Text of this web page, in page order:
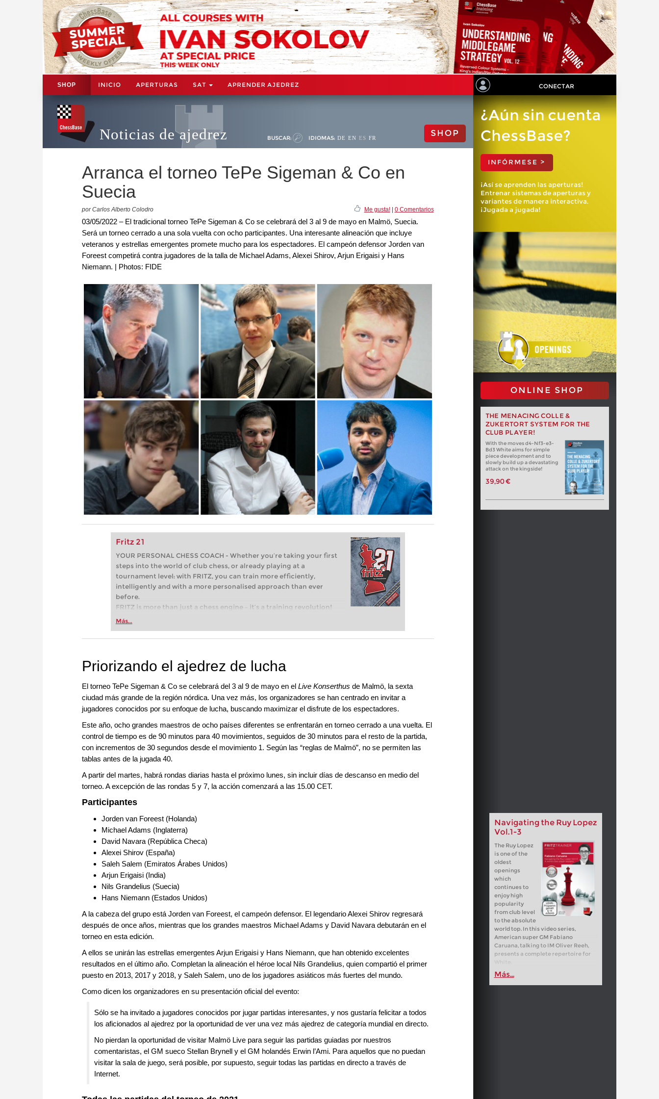
SHOP INICIO APERTURAS SAT APRENDER AJEDREZ CONECTAR
Noticias de ajedrez BUSCAR: IDIOMAS: DE EN ES FR SHOP
Arranca el torneo TePe Sigeman & Co en
Suecia
por Carlos Alberto Colodro Me gusta!| 0 Comentarios
03/05/2022 – El tradicional torneo TePe Sigeman & Co se celebrará del 3 al 9 de mayo en Malmö, Suecia.
Será un torneo cerrado a una sola vuelta con ocho participantes. Una interesante alineación que incluye
veteranos y estrellas emergentes promete mucho para los espectadores. El campeón defensor Jorden van
Foreest competirá contra jugadores de la talla de Michael Adams, Alexei Shirov, Arjun Erigaisi y Hans
Niemann. | Photos: FIDE
Fritz 21
YOUR PERSONAL CHESS COACH - Whether you’re taking your first
steps into the world of club chess, or already playing at a
tournament level: with FRITZ, you can train more efficiently,
intelligently and with a more personalised approach than ever
before.
FRITZ is more than just a chess engine – it’s a training revolution!
Whether you’re taking your first steps into the world of club chess,
more efficiently, intelligently and with a more personalised
Más...
¿Aún sin cuenta
ChessBase?
INFÓRMESE >
¡Así se aprenden las aperturas!
Entrenar sistemas de aperturas y
variantes de manera interactiva.
¡Jugada a jugada!
ONLINE SHOP
THE MENACING COLLE &
ZUKERTORT SYSTEM FOR THE
CLUB PLAYER!
With the moves d4-Nf3-e3-
Bd3 White aims for simple
piece development and to
slowly build up a devastating
attack on the kingside!
39,90 €
Priorizando el ajedrez de lucha
El torneo TePe Sigeman & Co se celebrará del 3 al 9 de mayo en el Live Konserthus de Malmö, la sexta
ciudad más grande de la región nórdica. Una vez más, los organizadores se han centrado en invitar a
jugadores conocidos por su enfoque de lucha, buscando maximizar el disfrute de los espectadores.
Este año, ocho grandes maestros de ocho países diferentes se enfrentarán en torneo cerrado a una vuelta. El
control de tiempo es de 90 minutos para 40 movimientos, seguidos de 30 minutos para el resto de la partida,
con incrementos de 30 segundos desde el movimiento 1. Según las “reglas de Malmö”, no se permiten las
tablas antes de la jugada 40.
A partir del martes, habrá rondas diarias hasta el próximo lunes, sin incluir días de descanso en medio del
torneo. A excepción de las rondas 5 y 7, la acción comenzará a las 15.00 CET.
Participantes
Navigating the Ruy Lopez
Vol.1-3
The Ruy Lopez
is one of the
oldest
openings
which
continues to
enjoy high
popularity
from club level
to the absolute
world top. In this video series,
American super GM Fabiano
Caruana, talking to IM Oliver Reeh,
presents a complete repertoire for
White.
Más...
Jorden van Foreest (Holanda)
Michael Adams (Inglaterra)
David Navara (República Checa)
Alexei Shirov (España)
Saleh Salem (Emiratos Árabes Unidos)
Arjun Erigaisi (India)
Nils Grandelius (Suecia)
Hans Niemann (Estados Unidos)
A la cabeza del grupo está Jorden van Foreest, el campeón defensor. El legendario Alexei Shirov regresará
después de once años, mientras que los grandes maestros Michael Adams y David Navara debutarán en el
torneo en esta edición.
A ellos se unirán las estrellas emergentes Arjun Erigaisi y Hans Niemann, que han obtenido excelentes
resultados en el último año. Completan la alineación el héroe local Nils Grandelius, quien compartió el primer
puesto en 2013, 2017 y 2018, y Saleh Salem, uno de los jugadores asiáticos más fuertes del mundo.
Como dicen los organizadores en su presentación oficial del evento:
Sólo se ha invitado a jugadores conocidos por jugar partidas interesantes, y nos gustaría felicitar a todos
los aficionados al ajedrez por la oportunidad de ver una vez más ajedrez de categoría mundial en directo.
No pierdan la oportunidad de visitar Malmö Live para seguir las partidas guiadas por nuestros
comentaristas, el GM sueco Stellan Brynell y el GM holandés Erwin l’Ami. Para aquellos que no puedan
visitar la sala de juego, será posible, por supuesto, seguir todas las partidas en directo a través de
Internet.